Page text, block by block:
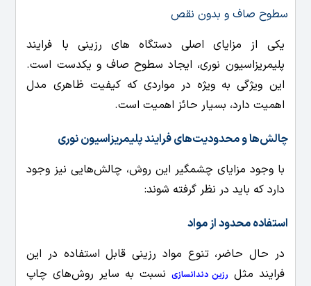
سطوح صاف و بدون نقص
یکی از مزایای اصلی دستگاه های رزینی با فرایند
پلیمریزاسیون نوری، ایجاد سطوح صاف و یکدست است.
این ویژگی به ویژه در مواردی که کیفیت ظاهری مدل
اهمیت دارد، بسیار حائز اهمیت است.
چالش‌ها و محدودیت‌های فرایند پلیمریزاسیون نوری
با وجود مزایای چشمگیر این روش، چالش‌هایی نیز وجود
دارد که باید در نظر گرفته شوند:
استفاده محدود از مواد
در حال حاضر، تنوع مواد رزینی قابل استفاده در این
فرایند مثل رزین دندانسازی نسبت به سایر روش‌های چاپ